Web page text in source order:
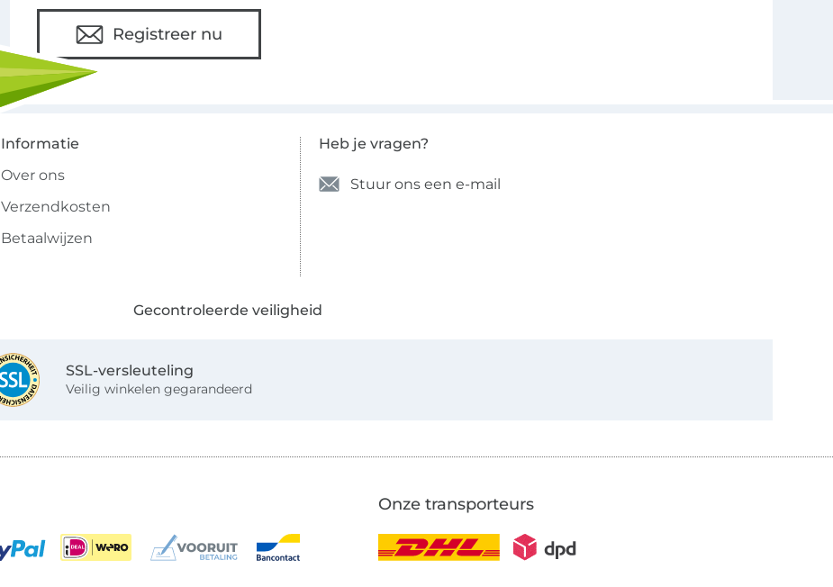
Registreer nu
Informatie
Over ons
Verzendkosten
Betaalwijzen
Heb je vragen?
Stuur ons een e-mail
Gecontroleerde veiligheid
SSL-versleuteling
Veilig winkelen gegarandeerd
Onze transporteurs